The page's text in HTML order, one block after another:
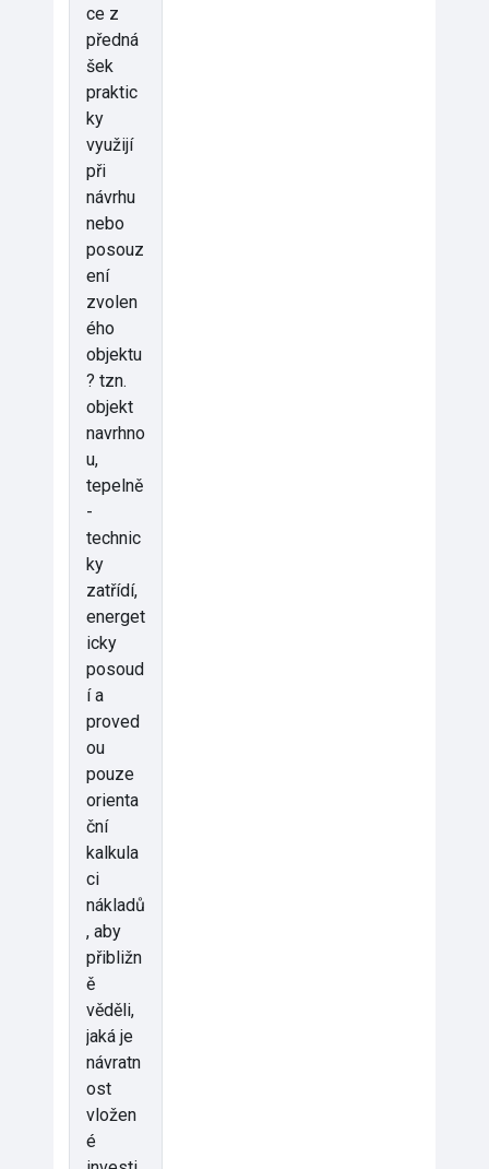
ce z
předná
šek
praktic
ky
využijí
při
návrhu
nebo
posouz
ení
zvolen
ého
objektu
? tzn.
objekt
navrhno
u,
tepelně
-
technic
ky
zatřídí,
energet
icky
posoud
í a
proved
ou
pouze
orienta
ční
kalkula
ci
nákladů
, aby
přibližn
ě
věděli,
jaká je
návratn
ost
vložen
é